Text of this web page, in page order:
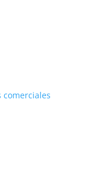
comerciales